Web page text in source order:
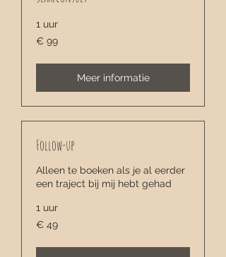
1 uur
99
euro
€ 99
Meer informatie
Follow-up
Alleen te boeken als je al eerder
een traject bij mij hebt gehad
1 uur
49
euro
€ 49